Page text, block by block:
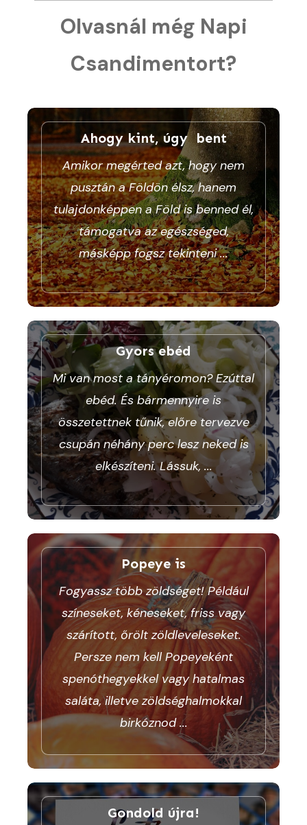
Olvasnál még Napi
Csandimentort?
Ahogy kint, úgy bent
Amikor megérted azt, hogy nem
pusztán a Földön élsz, hanem
tulajdonképpen a Föld is benned él,
támogatva az egészséged,
másképp fogsz tekinteni...
Gyors ebéd
Mi van most a tányéromon? Ezúttal
ebéd. És bármennyire is
összetettnek tűnik, előre tervezve
csupán néhány perc lesz neked is
elkészíteni. Lássuk,...
Popeye is
Fogyassz több zöldséget! Például
színeseket, kéneseket, friss vagy
szárított, őrölt zöldleveleseket.
Persze nem kell Popeyeként
spenóthegyekkel vagy hatalmas
saláta, illetve zöldséghalmokkal
birkóznod...
Gondold újra!